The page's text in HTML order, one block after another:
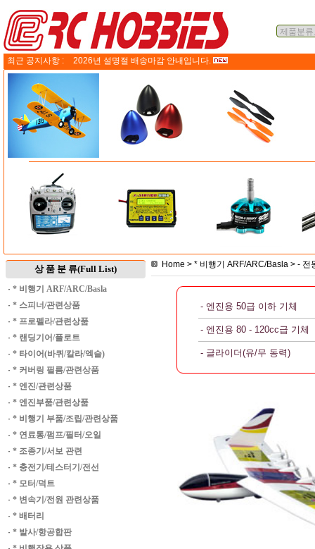
최근 공지사항 : 2026년 설명절 배송마감 안내입니다.
상 품 분 류(Full List)
· * 비행기 ARF/ARC/Basla
· * 스피너/관련상품
· * 프로펠라/관련상품
· * 랜딩기어/플로트
· * 타이어(바퀴/칼라/엑슬)
· * 커버링 필름/관련상품
· * 엔진/관련상품
· * 엔진부품/관련상품
· * 비행기 부품/조립/관련상품
· * 연료통/펌프/필터/오일
· * 조종기/서보 관련
· * 충전기/테스터기/전선
· * 모터/덕트
· * 변속기/전원 관련상품
· * 배터리
· * 발사/항공합판
Home > * 비행기 ARF/ARC/Basla > - 전
- 엔진용 50급 이하 기체
- 엔진용 80 - 120cc급 기체
- 글라이더(유/무 동력)